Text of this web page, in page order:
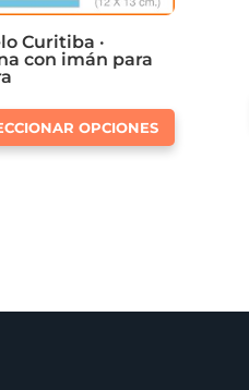
Curitiba ·
con imán para
OPCIONES
Este